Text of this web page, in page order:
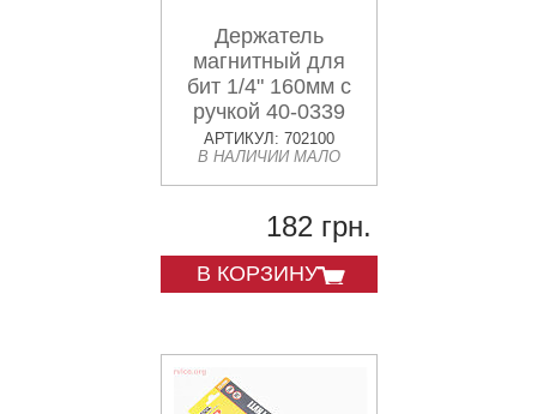
Держатель
магнитный для
бит 1/4" 160мм с
ручкой 40-0339
АРТИКУЛ: 702100
В НАЛИЧИИ МАЛО
182 грн.
В КОРЗИНУ